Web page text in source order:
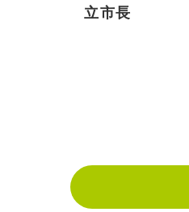
立市長